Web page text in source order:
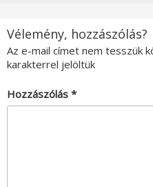
Vélemény, hozzászólás?
Az e-mail címet nem tesszük
karakterrel jelöltük
Hozzászólás *